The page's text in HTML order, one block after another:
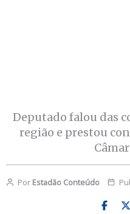
Deputado falou das
região e prestou
Por Estadão Conteúdo